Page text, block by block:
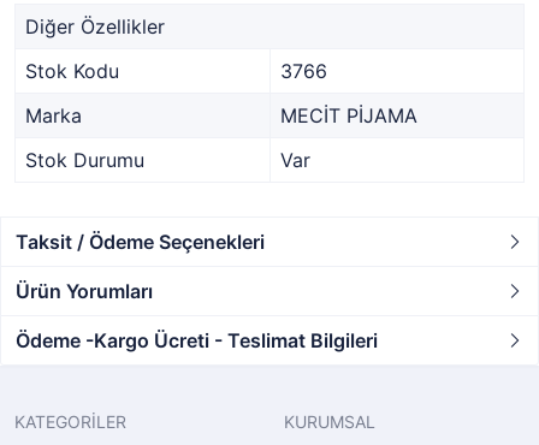
Diğer Özellikler
Stok Kodu
3766
Marka
MECİT PİJAMA
Stok Durumu
Var
Taksit / Ödeme Seçenekleri
Ürün Yorumları
Ödeme -Kargo Ücreti - Teslimat Bilgileri
KATEGORİLER
KURUMSAL